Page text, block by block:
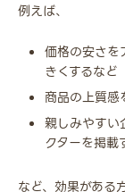
例えば、
価格の安さ
きくするなど
商品の上質感
親しみやすい
クターを掲載
など、効果がある